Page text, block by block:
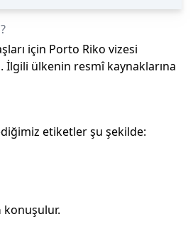
için Porto Riko vizesi
İlgili ülkenin resmî kaynaklarına
etiketler şu şekilde:
konuşulur.